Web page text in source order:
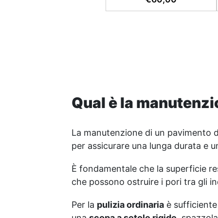
tutto il materiale necessario
Veloce: rinnova le superfici
con una spesa minima,
ripristino, in appena 24h ✅
Versatile e personalizzabile:
adatto a cemento,
pavimentazioni e terra
battuta (previa consulenza).
✅ Resine resistenti nel
tempo: le resine ad alta
tecnologia garantiscono
Qual è la
La manutenzione di un pavimento
per assicurare una lunga durata e
È fondamentale che la superficie
che possono ostruire i pori tra gli
Per la pulizia ordinaria è